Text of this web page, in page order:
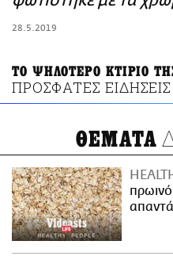
28.5.2019
ΤΟ ΨΗΛΟΤΕΡΟ ΚΤΙΡΙΟ
ΠΡΟΣΦΑΤΕΣ ΕΙΔΗΣΕΙΣ
ΘΕΜΑΤΑ
απαντά